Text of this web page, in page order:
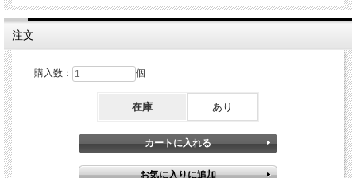
注文
購入数： 個
在庫 あり